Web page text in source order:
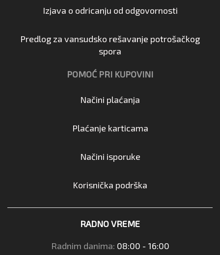
Izjava o odricanju od odgovornosti
Predlog za vansudsko rešavanje potrošačkog
spora
POMOĆ PRI KUPOVINI
Načini plaćanja
Plaćanje karticama
Načini isporuke
Korisnička podrška
RADNO VREME
Radnim danima: 08:00 - 16:00